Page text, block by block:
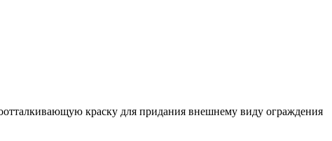
краску для придания внешнему виду ограждения